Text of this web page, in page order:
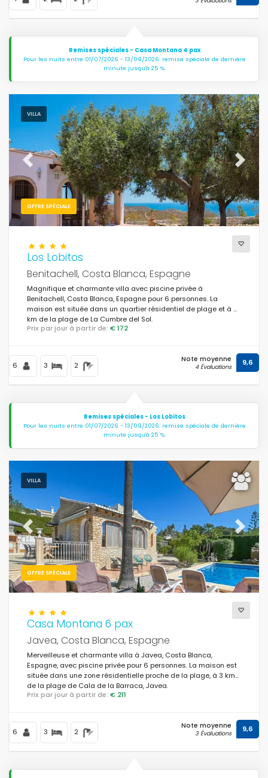
Remises spéciales - Casa Montana 4 pax
Pour les nuits entre 01/07/2026 - 13/09/2026: remise spéciale de dernière
minute jusqu'à 25 %.
VILLA
OFFRE SPÉCIALE
Previous Next
Los Lobitos
Benitachell, Costa Blanca, Espagne
Magnifique et charmante villa avec piscine privée à
Benitachell, Costa Blanca, Espagne pour 6 personnes. La
maison est située dans un quartier résidentiel de plage et à 3
km de la plage de La Cumbre del Sol.
Prix par jour à partir de: € 172
6 3 2
Note moyenne
4 Évaluations 9,6
Remises spéciales - Los Lobitos
Pour les nuits entre 01/07/2026 - 13/09/2026: remise spéciale de dernière
minute jusqu'à 25 %.
VILLA
OFFRE SPÉCIALE
Previous Next
Casa Montana 6 pax
Javea, Costa Blanca, Espagne
Merveilleuse et charmante villa à Javea, Costa Blanca,
Espagne, avec piscine privée pour 6 personnes. La maison est
située dans une zone résidentielle proche de la plage, à 3 km
de la plage de Cala de la Barraca, Javea.
Prix par jour à partir de: € 211
6 3 2
Note moyenne
3 Évaluations 9,6